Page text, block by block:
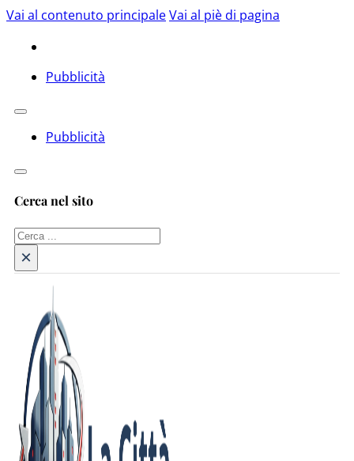
Vai al contenuto principaleVai al piè di pagina
Pubblicità
Pubblicità
Cerca nel sito
Cerca
×